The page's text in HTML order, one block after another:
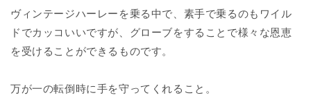
ヴィンテージハーレーを乗る中で、素手で乗るのもワイル
ドでカッコいいですが、グローブをすることで様々な恩恵
を受けることができるものです。
万が一の転倒時に手を守ってくれること。